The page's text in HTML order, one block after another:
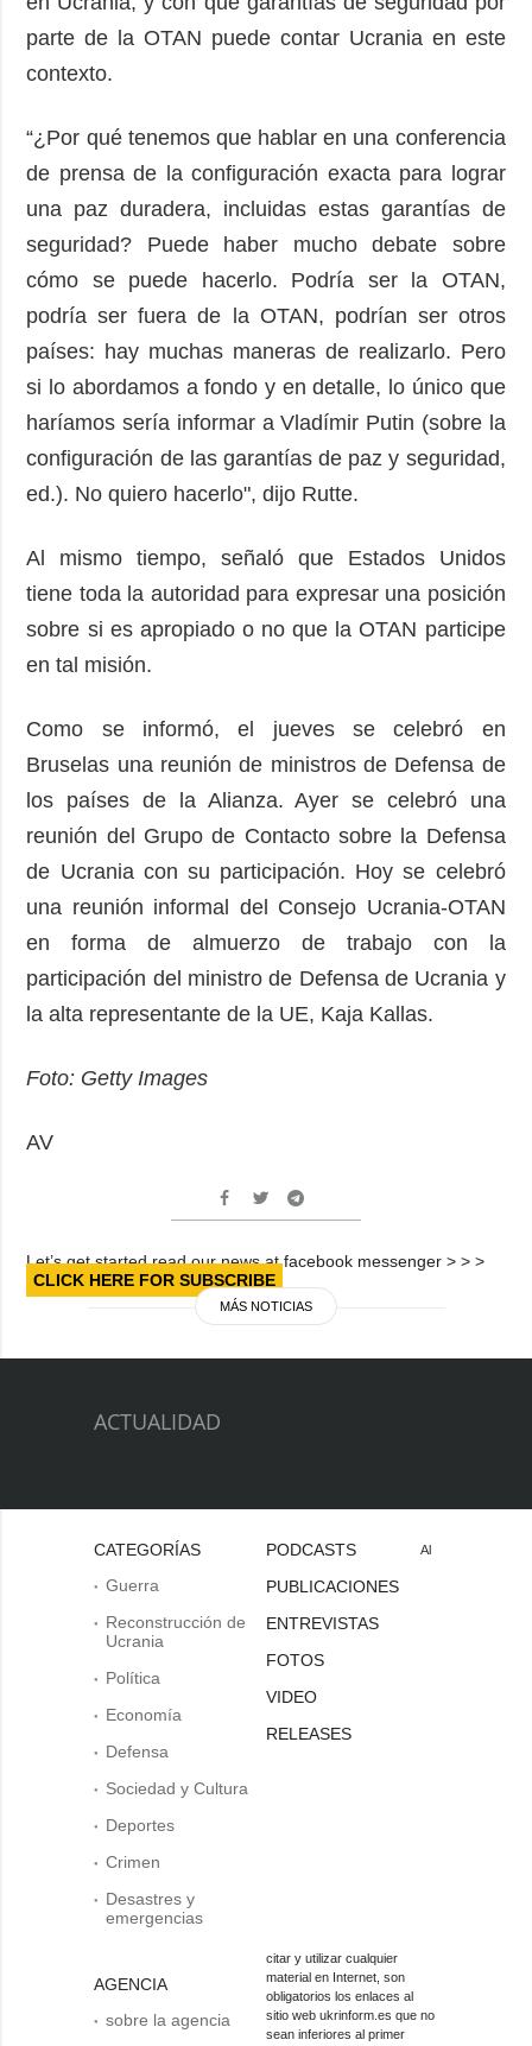
parte de la OTAN puede contar Ucrania en este
contexto.
“¿Por qué tenemos que hablar en una conferencia
de prensa de la configuración exacta para lograr
una paz duradera, incluidas estas garantías de
seguridad? Puede haber mucho debate sobre
cómo se puede hacerlo. Podría ser la OTAN,
podría ser fuera de la OTAN, podrían ser otros
países: hay muchas maneras de realizarlo. Pero
si lo abordamos a fondo y en detalle, lo único que
haríamos sería informar a Vladímir Putin (sobre la
configuración de las garantías de paz y seguridad,
ed.). No quiero hacerlo", dijo Rutte.
Al mismo tiempo, señaló que Estados Unidos
tiene toda la autoridad para expresar una posición
sobre si es apropiado o no que la OTAN participe
en tal misión.
Como se informó, el jueves se celebró en
Bruselas una reunión de ministros de Defensa de
los países de la Alianza. Ayer se celebró una
reunión del Grupo de Contacto sobre la Defensa
de Ucrania con su participación. Hoy se celebró
una reunión informal del Consejo Ucrania-OTAN
en forma de almuerzo de trabajo con la
participación del ministro de Defensa de Ucrania y
la alta representante de la UE, Kaja Kallas.
Foto: Getty Images
AV
Let’s get started read our news at facebook messenger > > >
CLICK HERE FOR SUBSCRIBE
MÁS NOTICIAS
ACTUALIDAD
CATEGORÍAS
Guerra
Reconstrucción de
Ucrania
Política
Economía
Defensa
Sociedad y Cultura
Deportes
Crimen
Desastres y
emergencias
AGENCIA
sobre la agencia
PODCASTS
PUBLICACIONES
ENTREVISTAS
FOTOS
VIDEO
RELEASES
Al
citar y utilizar cualquier
material en Internet, son
obligatorios los enlaces al
sitio web ukrinform.es que no
sean inferiores al primer